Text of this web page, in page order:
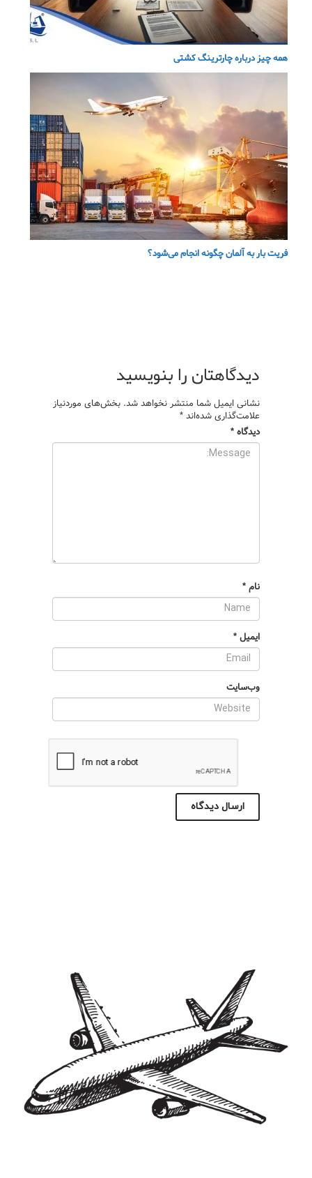
همه چیز درباره چارترینگ کشتی
فریت بار به آلمان چگونه انجام می‌شود؟
دیدگاهتان را بنویسید
نشانی ایمیل شما منتشر نخواهد شد. بخش‌های موردنیاز
علامت‌گذاری شده‌اند*
دیدگاه*
نام*
ایمیل*
وب‌سایت